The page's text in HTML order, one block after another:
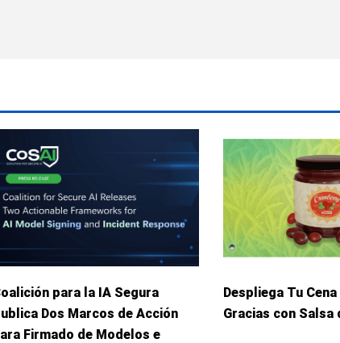
para la IA Segura
Dos Marcos de Acción
Firmado de Modelos e
Despliega Tu
Gracias con Salsa